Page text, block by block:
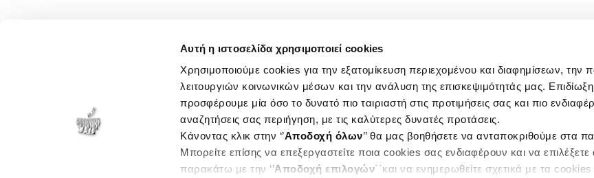
Αυτή η ιστοσελίδα χρησιμοποιεί cookies
Χρησιμοποιούμε cookies για την εξατομίκευση περιεχομένου και διαφημίσεων, την
λειτουργιών κοινωνικών μέσων και την ανάλυση της επισκεψιμότητάς μας.
προσφέρουμε μία όσο το δυνατό πιο ταιριαστή στις προτιμήσεις σας και πιο
αναζητήσεις σας περιήγηση, με τις καλύτερες δυνατές προτάσεις.
Κάνοντας κλικ στην ‘’Αποδοχή όλων’’ θα μας βοηθήσετε να ανταποκριθούμε στα
Μπορείτε επίσης να επεξεργαστείτε ποια cookies σας ενδιαφέρουν και να
παρακάτω με την ‘’Αποδοχή επιλογών΄΄και να ενημερωθείτε σχετικά με τα